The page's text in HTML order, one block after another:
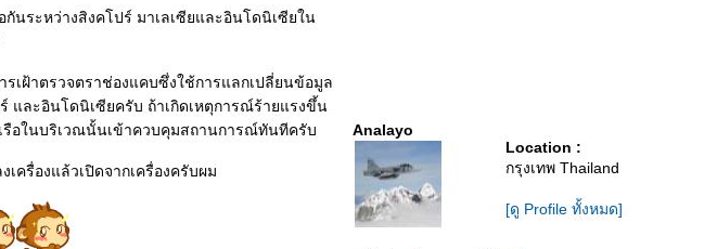
กันระหว่างสิงคโปร์ มาเลเซียและอินโดนิเซียใน
เฝ้าตรวจตราช่องแคบซึ่งใช้การแลกเปลี่ยนข้อมูล
และอินโดนิเซียครับ ถ้าเกิดเหตุการณ์ร้ายแรงขึ้น
รือในบริเวณนั้นเข้าควบคุมสถานการณ์ทันทีครับ
ครื่องแล้วเปิดจากเครื่องครับผม
Analayo
Location :
กรุงเทพ Thailand
[ดู Profile ทั้งหมด]